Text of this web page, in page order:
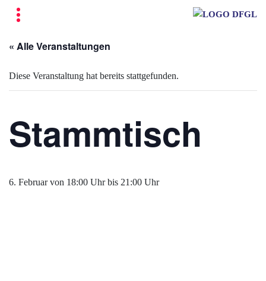
« Alle Veranstaltungen
Diese Veranstaltung hat bereits stattgefunden.
Stammtisch
6. Februar von 18:00 Uhrbis 21:00 Uhr